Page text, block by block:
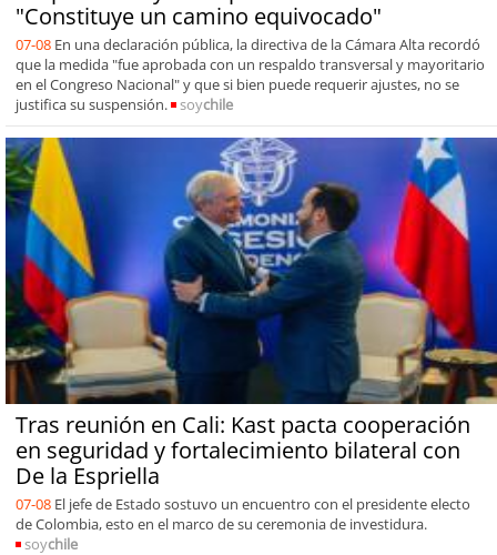
"Constituye un camino equivocado"
07-08 En una declaración pública, la directiva de la Cámara Alta recordó
que la medida "fue aprobada con un respaldo transversal y mayoritario
en el Congreso Nacional" y que si bien puede requerir ajustes, no se
justifica su suspensión.
soychile
Tras reunión en Cali: Kast pacta cooperación
en seguridad y fortalecimiento bilateral con
De la Espriella
07-08 El jefe de Estado sostuvo un encuentro con el presidente electo
de Colombia, esto en el marco de su ceremonia de investidura.
soychile